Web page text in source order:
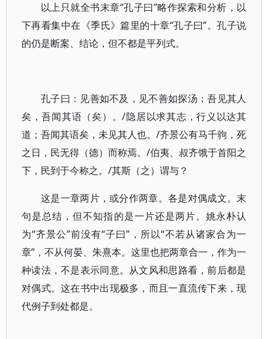
以上只就全书末章“孔子曰”略作探索和分析，以
下再看集中在《季氏》篇里的十章“孔子曰”。孔子说
的仍是断案、结论，但不都是平列式。
孔子曰：见善如不及，见不善如探汤；吾见其人
矣，吾闻其语（矣）。/隐居以求其志，行义以达其
道；吾闻其语矣，未见其人也。/齐景公有马千驹，死
之日，民无得（德）而称焉。/伯夷、叔齐饿于首阳之
下，民到于今称之。/其斯（之）谓与？
这是一章两片，或分作两章。各是对偶成文。末
句是总结，但不知指的是一片还是两片。姚永朴认
为“齐景公”前没有“子曰”，所以“不若从诸家合为一
章”，不从何晏、朱熹本。这里也把两章合一，作为一
种读法，不是表示同意。从文风和思路看，前后都是
对偶式。这在书中出现极多，而且一直流传下来，现
代例子到处都是。